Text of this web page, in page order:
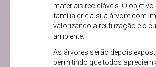
materiais recicláveis. O objetivo
família crie a sua árvore com
valorizando a reutilização e o
ambiente.
As árvores serão depois
permitindo que todos apreciem